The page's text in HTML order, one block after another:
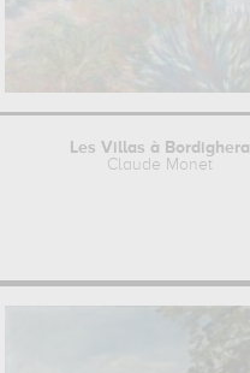
Les Villas à Bordighera
Claude Monet